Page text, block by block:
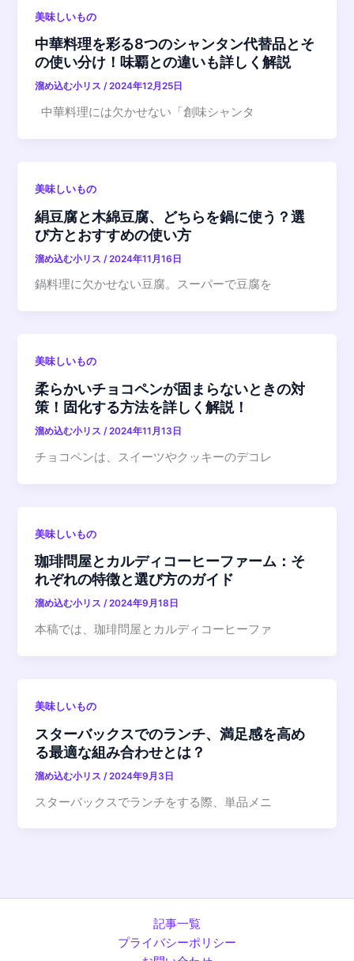
美味しいもの
中華料理を彩る8つのシャンタン代替品とそ
の使い分け！味覇との違いも詳しく解説
溜め込む小リス/2024年12月25日
中華料理には欠かせない「創味シャンタ
美味しいもの
絹豆腐と木綿豆腐、どちらを鍋に使う？選
び方とおすすめの使い方
溜め込む小リス /2024年11月16日
鍋料理に欠かせない豆腐。スーパーで豆腐を
美味しいもの
柔らかいチョコペンが固まらないときの対
策！固化する方法を詳しく解説！
溜め込む小リス/2024年11月13日
チョコペンは、スイーツやクッキーのデコレ
美味しいもの
珈琲問屋とカルディコーヒーファーム：そ
れぞれの特徴と選び方のガイド
溜め込む小リス/2024年9月18日
本稿では、珈琲問屋とカルディコーヒーファ
美味しいもの
スターバックスでのランチ、満足感を高め
る最適な組み合わせとは？
溜め込む小リス /2024年9月3日
スターバックスでランチをする際、単品メニ
記事一覧
プライバシーポリシー